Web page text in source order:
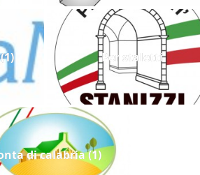
Per staletti
di calabria (1)